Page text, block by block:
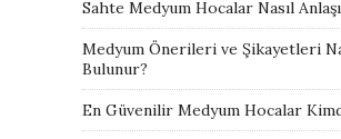
Sahte Medyum Hocalar Nasıl
Medyum Önerileri ve Şikayetleri
Bulunur?
En Güvenilir Medyum Hocalar